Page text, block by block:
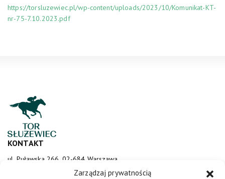
Zarządzaj prywatnością
https://torsluzewiec.pl/wp-content/uploads/2023/10/Komunikat-KT-
nr-75-7.10.2023.pdf
KONTAKT
ul. Puławska 266, 02-684 Warszawa
sluzewiec@totalizator.pl